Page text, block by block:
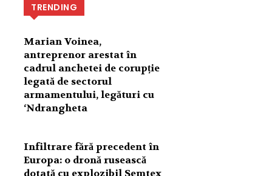
TRENDING
Marian Voinea,
antreprenor arestat în
cadrul anchetei de corupție
legată de sectorul
armamentului, legături cu
‘Ndrangheta
Infiltrare fără precedent în
Europa: o dronă rusească
dotată cu explozibil Semtex